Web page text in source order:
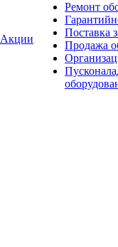
Акции
Ремонт
Поставка
Продажа